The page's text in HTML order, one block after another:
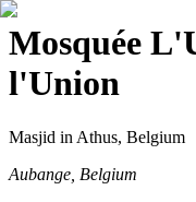
Mosquée
l'Union
Masjid in Athus, Belgium
Aubange, Belgium